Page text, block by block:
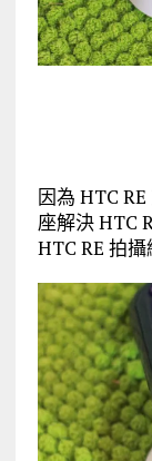
因為 HTC
座解決 HTC
HTC RE 拍